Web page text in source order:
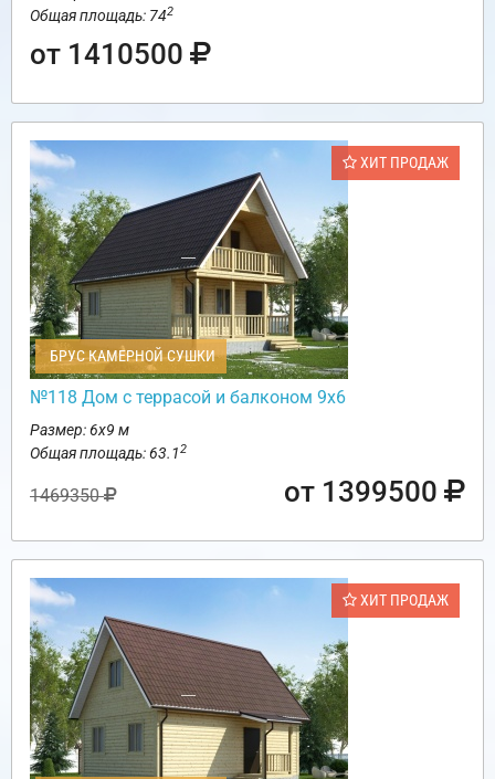
Общая площадь: 742
от 1410500
ХИТ ПРОДАЖ
БРУС КАМЕРНОЙ СУШКИ
№118 Дом с террасой и балконом 9х6
Размер: 6х9 м
Общая площадь: 63.12
1469350 от 1399500
ХИТ ПРОДАЖ